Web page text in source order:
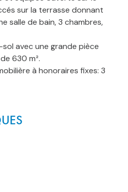
sur la terrasse donnant
salle de bain, 3 chambres,
avec une grande pièce
630 m².
à honoraires fixes: 3